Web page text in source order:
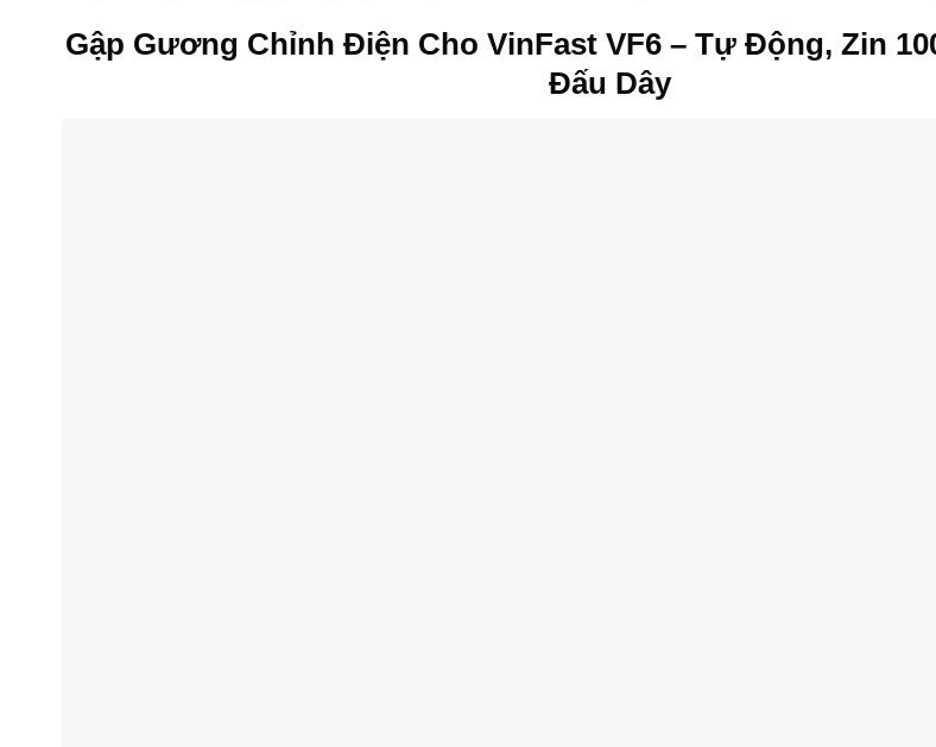
Gập Gương Chỉnh Điện Cho VinFast VF6 – Tự Động, Zin
Đấu Dây